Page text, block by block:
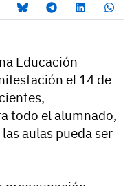
Educación
el 14 de
todo el alumnado,
aulas pueda ser